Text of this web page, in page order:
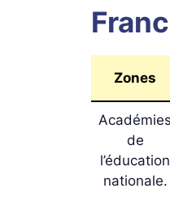
Zones
Académies
de
l’éducation
nationale.